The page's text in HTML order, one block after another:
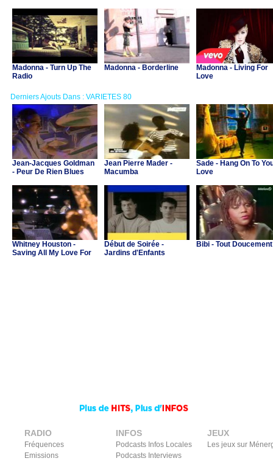
Madonna - Turn Up The
Radio
Madonna - Borderline
Madonna - Living For
Love
Derniers Ajouts Dans : VARIETES 80
Jean-Jacques Goldman
- Peur De Rien Blues
Jean Pierre Mader -
Macumba
Sade - Hang On To
Love
Whitney Houston -
Saving All My Love For
Début de Soirée -
Jardins d'Enfants
Bibi - Tout Doucement
RADIO
Fréquences
Emissions
INFOS
Podcasts Infos Locales
Podcasts Interviews
JEUX
Les jeux sur